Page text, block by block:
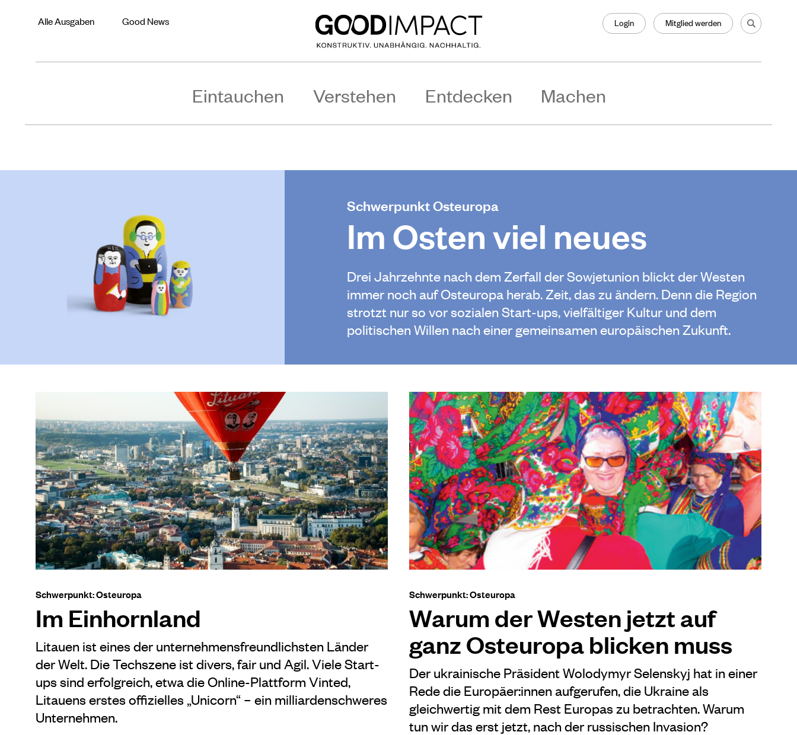
Alle Ausgaben Good News Login Mitglied werden
Eintauchen Verstehen Entdecken Machen
Schwerpunkt Osteuropa
Im Osten viel neues
Drei Jahrzehnte nach dem Zerfall der Sowjetunion blickt der Westen
immer noch auf Osteuropa herab. Zeit, das zu ändern. Denn die Region
strotzt nur so vor sozialen Start-ups, vielfältiger Kultur und dem
politischen Willen nach einer gemeinsamen europäischen Zukunft.
Schwerpunkt: Osteuropa
Im Einhornland
Litauen ist eines der unternehmensfreundlichsten Länder
der Welt. Die Techszene ist divers, fair und Agil. Viele Start-
ups sind erfolgreich, etwa die Online-Plattform Vinted,
Litauens erstes offizielles „Unicorn“ – ein milliardenschweres
Unternehmen.
Schwerpunkt: Osteuropa
Warum der Westen jetzt auf
ganz Osteuropa blicken muss
Der ukrainische Präsident Wolodymyr Selenskyj hat in einer
Rede die Europäer:innen aufgerufen, die Ukraine als
gleichwertig mit dem Rest Europas zu betrachten. Warum
tun wir das erst jetzt, nach der russischen Invasion?